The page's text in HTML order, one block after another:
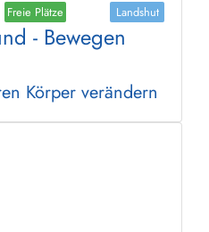
Freie Plätze Landshut
- Bewegen
Körper verändern